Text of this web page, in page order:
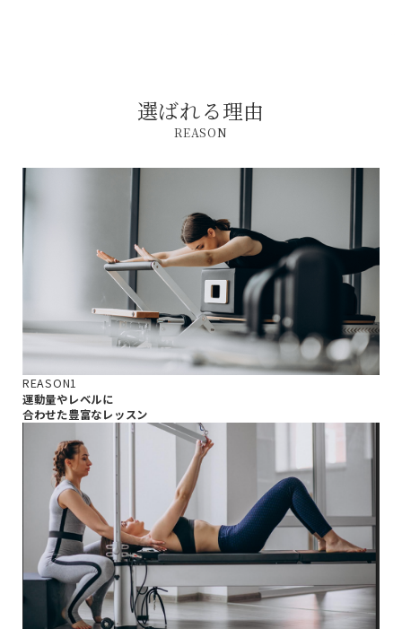
選ばれる理由
REASON
REASON1
運動量やレベルに
合わせた豊富なレッスン